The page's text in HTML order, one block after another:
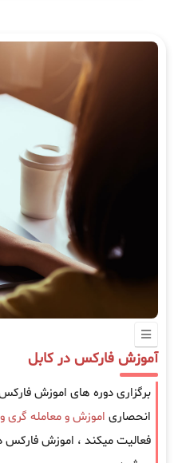
آموزش فارکس در کابل
برگزاری دوره های اموزش
انحصاری اموزش و معامله گری
فعالیت میکند ، اموزش فارکس